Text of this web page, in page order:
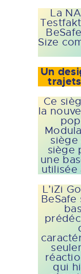
La
Size
Un
Ce
la
siège
une
utilisée
L’iZi
BeSafe
qui